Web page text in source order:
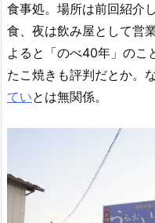
食事処。場所は前回紹介
食、夜は飲み屋として営
よると「のべ40年」のこ
たこ焼きも評判だとか。な
ていとは無関係。